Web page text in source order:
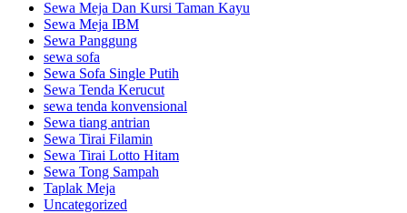
Sewa Meja Dan Kursi Taman Kayu
Sewa Meja IBM
Sewa Panggung
sewa sofa
Sewa Sofa Single Putih
Sewa Tenda Kerucut
sewa tenda konvensional
Sewa tiang antrian
Sewa Tirai Filamin
Sewa Tirai Lotto Hitam
Sewa Tong Sampah
Taplak Meja
Uncategorized